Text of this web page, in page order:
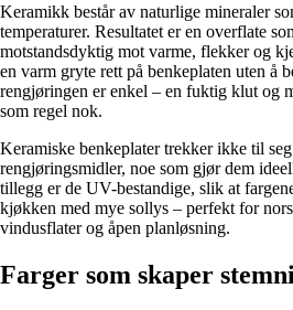
Keramikk består av naturlige mineraler
temperaturer. Resultatet er en overflate
motstandsdyktig mot varme, flekker og
en varm gryte rett på benkeplaten uten å
rengjøringen er enkel – en fuktig klut og
som regel nok.
Keramiske benkeplater trekker ikke til
rengjøringsmidler, noe som gjør dem
tillegg er de UV-bestandige, slik at
kjøkken med mye sollys – perfekt for
vindusflater og åpen planløsning.
Farger som skaper